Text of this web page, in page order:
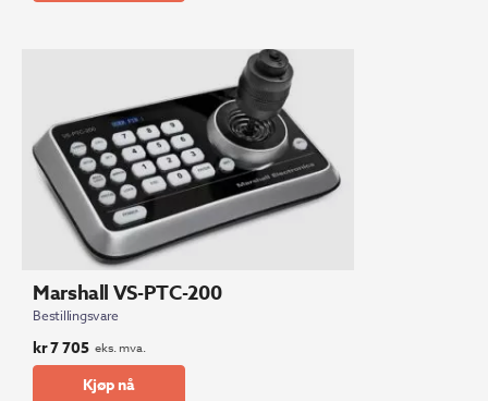
Marshall VS-PTC-200
Bestillingsvare
kr7 705 eks. mva.
Kjøp nå